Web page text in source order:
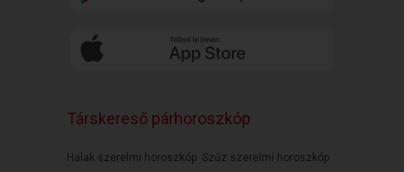
Társkereső párhoroszkóp
Halak szerelmi horoszkóp Szűz szerelmi horoszkóp